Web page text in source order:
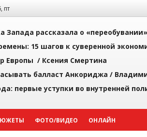
пт
Запада рассказала о
15 шагов к суверенной
Европы / Ксения Смертина
балласт Анкориджа /
первые уступки во внутренней
ФОТО/ВИДЕО ОНЛАЙН